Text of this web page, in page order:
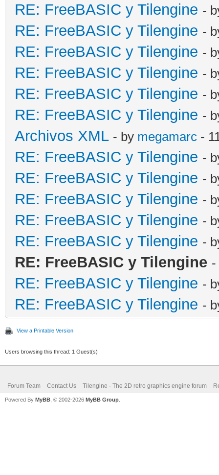
RE: FreeBASIC y Tilengine -
RE: FreeBASIC y Tilengine -
RE: FreeBASIC y Tilengine -
RE: FreeBASIC y Tilengine -
RE: FreeBASIC y Tilengine -
RE: FreeBASIC y Tilengine -
Archivos XML - by megamarc -
RE: FreeBASIC y Tilengine -
RE: FreeBASIC y Tilengine -
RE: FreeBASIC y Tilengine -
RE: FreeBASIC y Tilengine -
RE: FreeBASIC y Tilengine -
RE: FreeBASIC y Tilengine
RE: FreeBASIC y Tilengine -
RE: FreeBASIC y Tilengine -
View a Printable Version
Users browsing this thread: 1 Guest(s)
Forum Team Contact Us Tilengine - The 2D retro graphics engine forum
Powered By MyBB , © 2002-2026 MyBB Group